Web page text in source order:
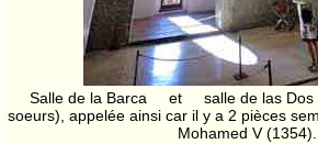
Salle de la Barca et salle de las Dos
soeurs), appelée ainsi car il y a 2 pièces
Mohamed V (1354).